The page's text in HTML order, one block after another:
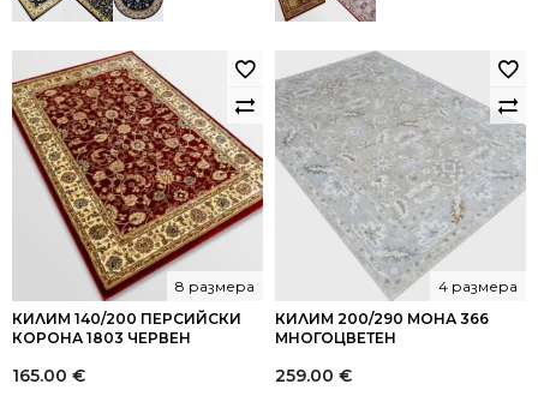
КИЛИМ 140/200 ПЕРСИЙСКИ
КОРОНА 1803 ЧЕРВЕН
8 размера
165.00 €
КИЛИМ 200/290 МОНА 366
МНОГОЦВЕТЕН
4 размера
259.00 €